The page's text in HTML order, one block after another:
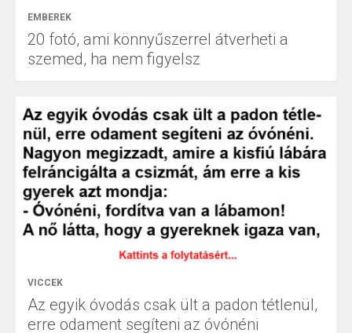
EMBEREK
20 fotó, ami könnyűszerrel átverheti a
szemed, ha nem figyelsz
VICCEK
Az egyik óvodás csak ült a padon tétlenül,
erre odament segíteni az óvónéni